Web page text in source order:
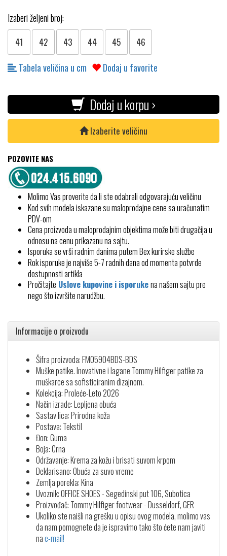
Izaberi željeni broj:
41 42 43 44 45 46
Tabela veličina u cm Dodaj u favorite
Dodaj u korpu ›
Izaberite veličinu
POZOVITE NAS
Molimo Vas proverite da li ste odabrali odgovarajuću veličinu
Kod svih modela iskazane su maloprodajne cene sa uračunatim
PDV-om
Cena proizvoda u maloprodajnim objektima može biti drugačija u
odnosu na cenu prikazanu na sajtu.
Isporuka se vrši radnim danima putem Bex kurirske službe
Rok isporuke je najviše 5-7 radnih dana od momenta potvrde
dostupnosti artikla
Pročitajte Uslove kupovine i isporukena našem sajtu pre
nego što izvršite narudžbu.
Informacije o proizvodu
Šifra proizvoda: FM05904BDS-BDS
Muške patike. Inovativne i lagane Tommy Hilfiger patike za
muškarce sa sofisticiranim dizajnom.
Kolekcija: Proleće-Leto 2026
Način izrade: Lepljena obuća
Sastav lica: Prirodna koža
Postava: Tekstil
Đon: Guma
Boja: Crna
Održavanje: Krema za kožu i brisati suvom krpom
Deklarisano: Obuća za suvo vreme
Zemlja porekla: Kina
Uvoznik: OFFICE SHOES - Segedinski put 106, Subotica
Proizvođač: Tommy Hilfiger footwear - Dusseldorf, GER
Ukoliko ste naišli na grešku u opisu ovog modela, molimo vas
da nam pomognete da je ispravimo tako što ćete nam javiti
nae-mail!